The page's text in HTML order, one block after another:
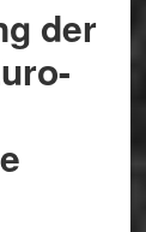
der